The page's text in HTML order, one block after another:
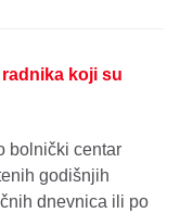
koji su
bolnički centar
godišnjih
dnevnica ili po